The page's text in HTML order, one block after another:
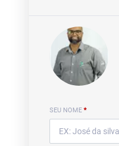
SEU NOME *